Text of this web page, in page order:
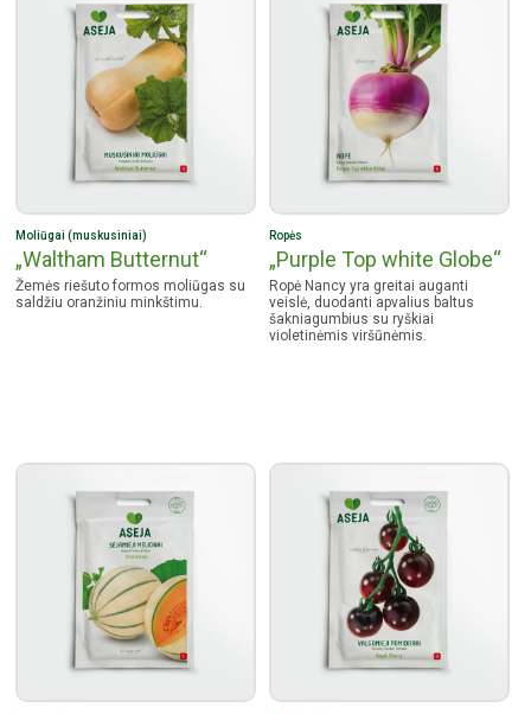
Moliūgai (muskusiniai)
„Waltham Butternut“
Žemės riešuto formos moliūgas su
saldžiu oranžiniu minkštimu.
Ropės
„Purple Top white Globe“
Ropė Nancy yra greitai auganti
veislė, duodanti apvalius baltus
šakniagumbius su ryškiai
violetinėmis viršūnėmis.